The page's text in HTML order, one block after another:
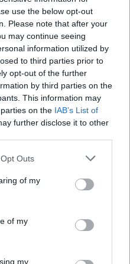
use the below opt-out
Please note that after your
may continue seeing
information utilized by
to third parties prior to
opt-out of the further
by third parties on the
This information may
on the IAB’s List of
further disclose it to other
Outs
of my
of my
my
Nga 23 zjarre të
në Maqedoni, një
jetë aktiv
bllokohet; në rast
rrezikon pa përforcime
konfirmon: Rodri e
Real Madridin se ka